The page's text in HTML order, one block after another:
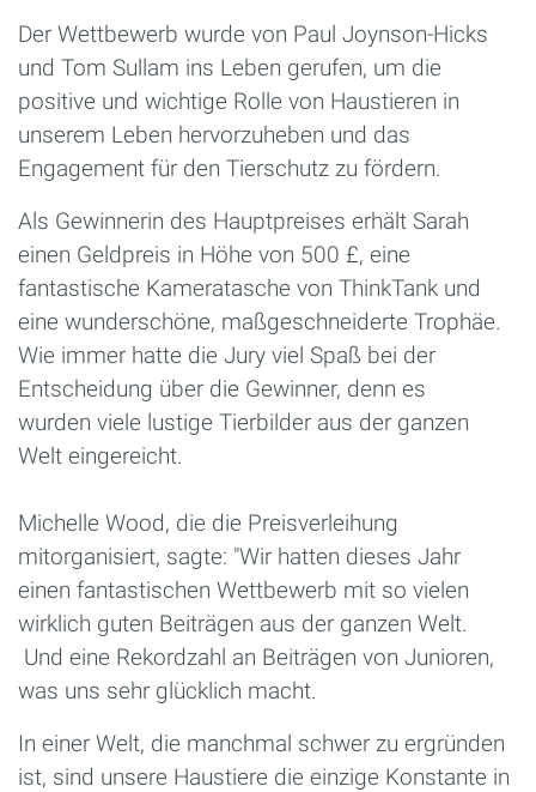
Der Wettbewerb wurde von Paul Joynson-Hicks
und Tom Sullam ins Leben gerufen, um die
positive und wichtige Rolle von Haustieren in
unserem Leben hervorzuheben und das
Engagement für den Tierschutz zu fördern.
Als Gewinnerin des Hauptpreises erhält Sarah
einen Geldpreis in Höhe von 500 £, eine
fantastische Kameratasche von ThinkTank und
eine wunderschöne, maßgeschneiderte Trophäe.
Wie immer hatte die Jury viel Spaß bei der
Entscheidung über die Gewinner, denn es
wurden viele lustige Tierbilder aus der ganzen
Welt eingereicht.
Michelle Wood, die die Preisverleihung
mitorganisiert, sagte: "Wir hatten dieses Jahr
einen fantastischen Wettbewerb mit so vielen
wirklich guten Beiträgen aus der ganzen Welt.
Und eine Rekordzahl an Beiträgen von Junioren,
was uns sehr glücklich macht.
In einer Welt, die manchmal schwer zu ergründen
ist, sind unsere Haustiere die einzige Konstante in